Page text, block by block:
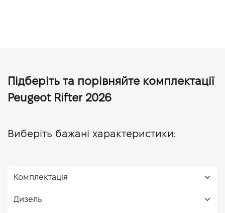
Підберіть та порівняйте комплектації
Peugeot Rifter 2026
Виберіть бажані характеристики: